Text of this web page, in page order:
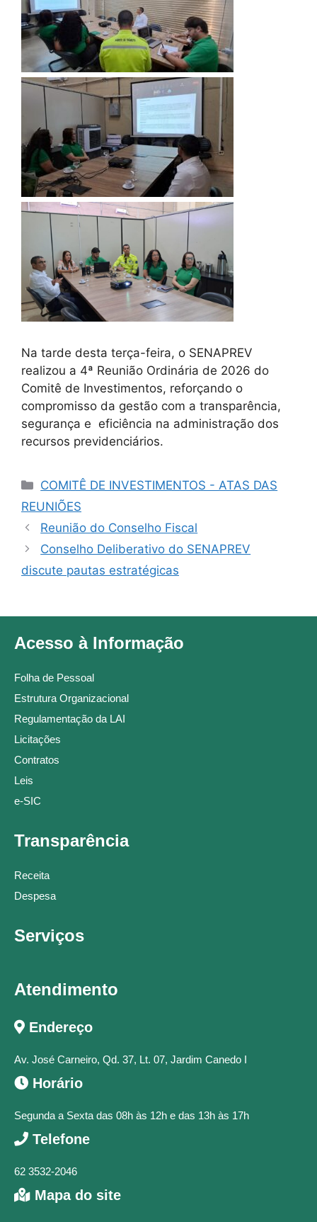
Na tarde desta terça-feira, o SENAPREV
realizou a 4ª Reunião Ordinária de 2026 do
Comitê de Investimentos, reforçando o
compromisso da gestão com a transparência,
segurança e eficiência na administração dos
recursos previdenciários.
COMITÊ DE INVESTIMENTOS - ATAS DAS
REUNIÕES
Reunião do Conselho Fiscal
Conselho Deliberativo do SENAPREV
discute pautas estratégicas
Acesso à Informação
Folha de Pessoal
Estrutura Organizacional
Regulamentação da LAI
Licitações
Contratos
Leis
e-SIC
Transparência
Receita
Despesa
Serviços
Atendimento
Endereço
Av. José Carneiro, Qd. 37, Lt. 07, Jardim Canedo I
Horário
Segunda a Sexta das 08h às 12h e das 13h às 17h
Telefone
62 3532-2046
Mapa do site